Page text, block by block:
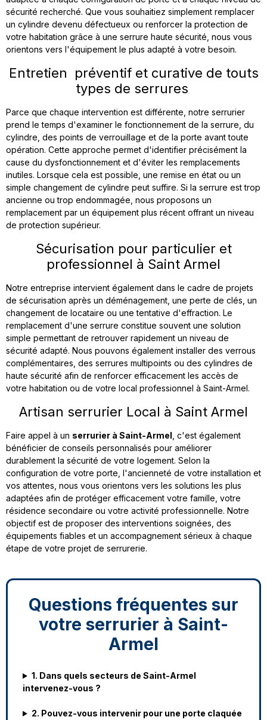
sécurité recherché. Que vous souhaitiez simplement remplacer
un cylindre devenu défectueux ou renforcer la protection de
votre habitation grâce à une serrure haute sécurité, nous vous
orientons vers l'équipement le plus adapté à votre besoin.
Entretien préventif et curative de touts
types de serrures
Parce que chaque intervention est différente, notre serrurier
prend le temps d'examiner le fonctionnement de la serrure, du
cylindre, des points de verrouillage et de la porte avant toute
opération. Cette approche permet d'identifier précisément la
cause du dysfonctionnement et d'éviter les remplacements
inutiles. Lorsque cela est possible, une remise en état ou un
simple changement de cylindre peut suffire. Si la serrure est trop
ancienne ou trop endommagée, nous proposons un
remplacement par un équipement plus récent offrant un niveau
de protection supérieur.
Sécurisation pour particulier et
professionnel à Saint Armel
Notre entreprise intervient également dans le cadre de projets
de sécurisation après un déménagement, une perte de clés, un
changement de locataire ou une tentative d'effraction. Le
remplacement d'une serrure constitue souvent une solution
simple permettant de retrouver rapidement un niveau de
sécurité adapté. Nous pouvons également installer des verrous
complémentaires, des serrures multipoints ou des cylindres de
haute sécurité afin de renforcer efficacement les accès de
votre habitation ou de votre local professionnel à Saint-Armel.
Artisan serrurier Local à Saint Armel
Faire appel à un serrurier à Saint-Armel , c'est également
bénéficier de conseils personnalisés pour améliorer
durablement la sécurité de votre logement. Selon la
configuration de votre porte, l'ancienneté de votre installation et
vos attentes, nous vous orientons vers les solutions les plus
adaptées afin de protéger efficacement votre famille, votre
résidence secondaire ou votre activité professionnelle. Notre
objectif est de proposer des interventions soignées, des
équipements fiables et un accompagnement sérieux à chaque
étape de votre projet de serrurerie.
Questions fréquentes sur
votre serrurier à Saint-
Armel
1. Dans quels secteurs de Saint-Armel
intervenez-vous ?
2. Pouvez-vous intervenir pour une porte claquée